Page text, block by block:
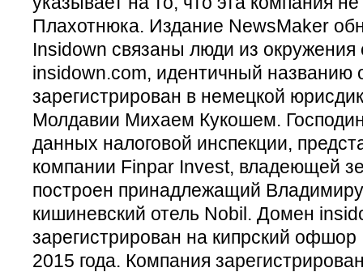
Плахотнюка. Издание NewsMaker
Insidown связаны люди из окружения
insidown.com, идентичный
зарегистрирован в немецкой
Молдавии Михаем Кукошем.
данных налоговой инспекции,
компании Finpar Invest, владеющей
построен принадлежащий
кишиневский отель Nobil. Домен
зарегистрирован на кипрский
2015 года. Компания